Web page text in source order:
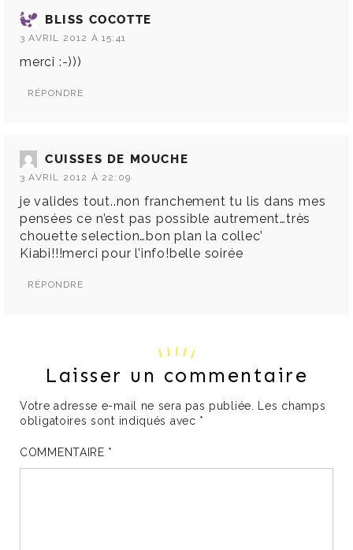
BLISS COCOTTE
3 AVRIL 2012 À 15:41
merci :-)))
RÉPONDRE
CUISSES DE MOUCHE
3 AVRIL 2012 À 22:09
je valides tout..non franchement tu lis dans mes
pensées ce n’est pas possible autrement…très
chouette selection…bon plan la collec’
Kiabi!!!merci pour l’info!belle soirée
RÉPONDRE
Laisser un commentaire
Votre adresse e-mail ne sera pas publiée.
Les champs
obligatoires sont indiqués avec *
COMMENTAIRE *